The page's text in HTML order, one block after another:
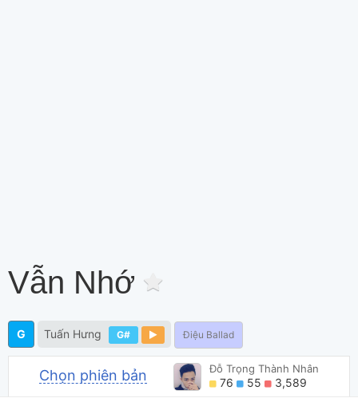
Vẫn Nhớ
G Tuấn Hưng G# Điệu Ballad
Chọn phiên bản Đỗ Trọng Thành Nhân
76 55 3,589